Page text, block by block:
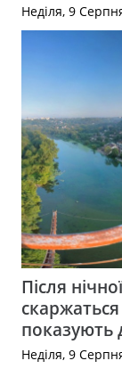
Неділя, 9
Після
показують
Неділя, 9